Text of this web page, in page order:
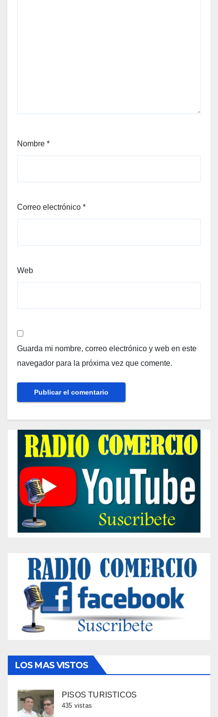
Nombre *
Correo electrónico *
Web
Guarda mi nombre, correo electrónico y web en este
navegador para la próxima vez que comente.
LOS MAS VISTOS
PISOS TURISTICOS
435 vistas